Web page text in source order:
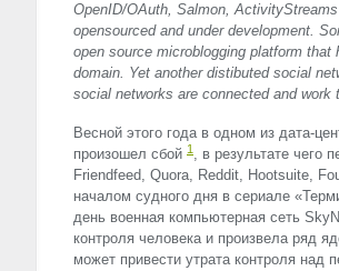
OpenID/OAuth, Salmon,
opensourced and under development.
open source microblogging platform
domain. Yet another distibuted social
social networks are connected and work
Весной этого года в одном из дата-
произошел сбой 1 , в результате чего
Friendfeed, Quora, Reddit, Hootsuite,
началом судного дня в сериале
день военная компьютерная сеть
контроля человека и произвела ряд
может привести утрата контроля